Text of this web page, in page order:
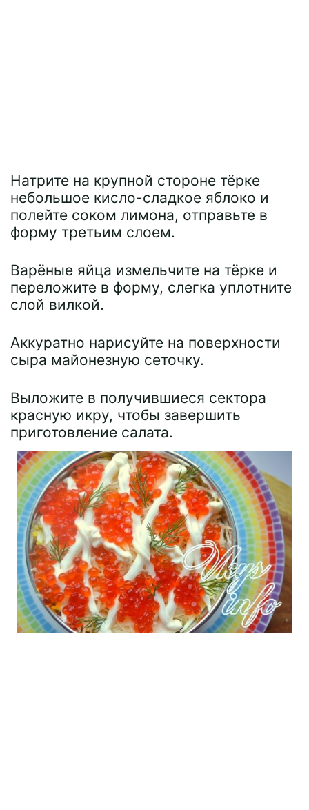
Натрите на крупной стороне тёрке
небольшое кисло-сладкое яблоко и
полейте соком лимона, отправьте в
форму третьим слоем.
Варёные яйца измельчите на тёрке и
переложите в форму, слегка уплотните
слой вилкой.
Аккуратно нарисуйте на поверхности
сыра майонезную сеточку.
Выложите в получившиеся сектора
красную икру, чтобы завершить
приготовление салата.